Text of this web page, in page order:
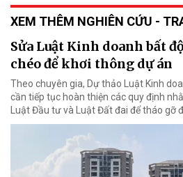
XEM THÊM NGHIÊN CỨU -
Sửa Luật Kinh doanh bất
chéo để khơi thông dự án
Theo chuyên gia, Dự thảo Luật Kinh
cần tiếp tục hoàn thiện các quy định
Luật Đầu tư và Luật Đất đai để tháo gỡ